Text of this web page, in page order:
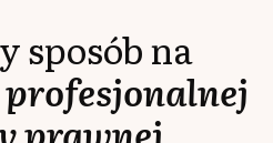
sposób na
profesjonalnej